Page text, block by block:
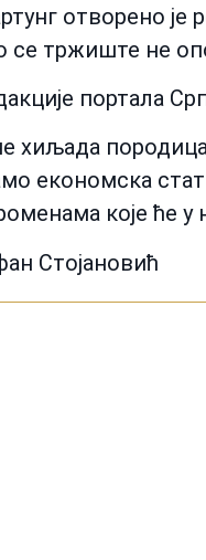
отворено је
се тржиште не
портала
хиљада
економска
које ће
Стојановић